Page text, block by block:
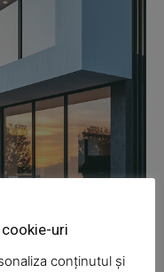
uri
conținutul și